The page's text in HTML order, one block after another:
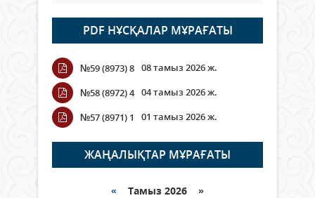
Open Air: Қызылорда облысы
полиция департаменті 20
мыңнан астам көрерменнің
қауіпсіздігін қамтамасыз етті
06 тамыз 2026 ж.
Wi-Fi ҚАБЫРҒА АРҚЫЛЫ ҚАЛАЙ
ӨТЕДІ?
06 тамыз 2026 ж. 271
граждане Казахстана,
PDF НҰСҚАЛАР МҰРАҒАТЫ
№59 (8973) 8 08 тамыз 2026 ж.
№58 (8972) 4 04 тамыз 2026 ж.
№57 (8971) 1
01 тамыз 2026 ж.
ЖАҢАЛЫҚТАР МҰРАҒАТЫ
« Тамыз 2026 »